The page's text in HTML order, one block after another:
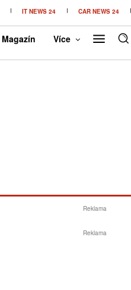
IT NEWS 24 CAR NEWS 24
Magazín Více
Reklama
Reklama